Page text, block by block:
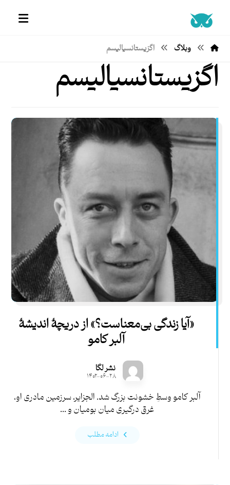
وبلاگ اگزیستانسیالیسم
اگزیستانسیالیسم
«آیا زندگی بی‌معناست؟» از دریچۀ اندیشۀ
آلبر کامو
نشر لگا
۱۴۰۲-۰۶-۲۸
آلبر کامو وسطِ خشونت بزرگ شد. الجزایر، سرزمین مادری او،
غرق درگیری میان بومیان و ...
ادامه مطلب